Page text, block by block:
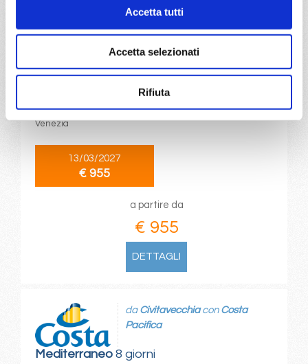
Accetta tutti
Accetta selezionati
Rifiuta
Mediterraneo14 giorni
Bari, Split croatia, Venezia, Katakolon, Heraklion (iraklion),
Rodi, Limassol, Port Said, Alessandria, Split croatia,
Venezia
13/03/2027
€ 955
a partire da
€ 955
DETTAGLI
Mediterraneo8 giorni
da Civitavecchiacon Costa
Pacifica